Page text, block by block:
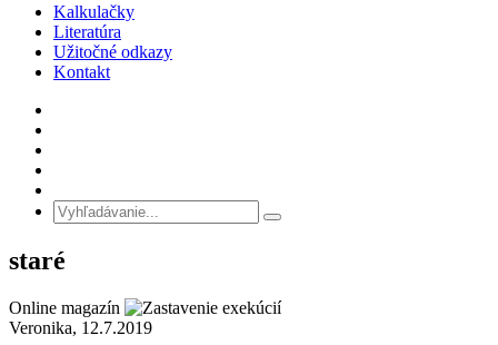
Kalkulačky
Literatúra
Užitočné odkazy
Kontakt
staré
Online magazín
Veronika, 12.7.2019